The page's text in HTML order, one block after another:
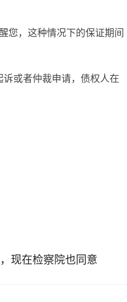
您，这种情况下的保证期间
或者仲裁申请，债权人在
现在检察院也同意